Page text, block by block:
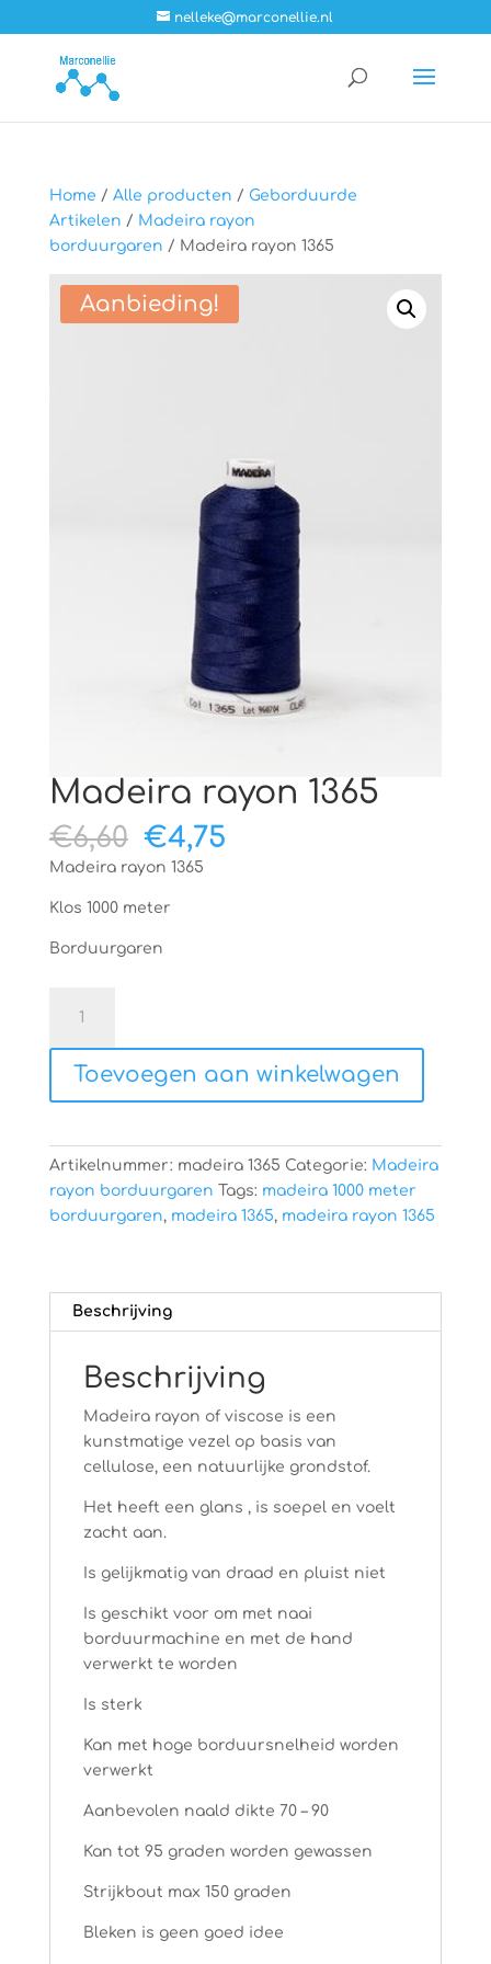
nelleke@marconellie.nl
Home / Alle producten / Geborduurde
Artikelen / Madeira rayon
borduurgaren / Madeira rayon 1365
Aanbieding!
Madeira rayon 1365
€6,60 Oorspronkelijke
prijs
€6,60.
€4,75Huidige
Madeira rayon 1365
Klos 1000 meter
Borduurgaren
rayon
1365
aantal
Toevoegen aan winkelwagen
Artikelnummer: madeira 1365 Categorie: Madeira
rayon borduurgaren Tags: madeira 1000 meter
borduurgaren, madeira 1365, madeira rayon 1365
Beschrijving
Beschrijving
Madeira rayon of viscose is een
kunstmatige vezel op basis van
cellulose, een natuurlijke grondstof.
Het heeft een glans , is soepel en voelt
zacht aan.
Is gelijkmatig van draad en pluist niet
Is geschikt voor om met naai
borduurmachine en met de hand
verwerkt te worden
Is sterk
Kan met hoge borduursnelheid worden
verwerkt
Aanbevolen naald dikte 70 – 90
Kan tot 95 graden worden gewassen
Strijkbout max 150 graden
Bleken is geen goed idee